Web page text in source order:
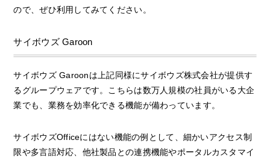
ので、ぜひ利用してみてください。
サイボウズ Garoon
サイボウズ Garoonは上記同様にサイボウズ株式会社が提供す
るグループウェアです。こちらは数万人規模の社員がいる大企
業でも、業務を効率化できる機能が備わっています。
サイボウズOfficeにはない機能の例として、細かいアクセス制
限や多言語対応、他社製品との連携機能やポータルカスタマイ